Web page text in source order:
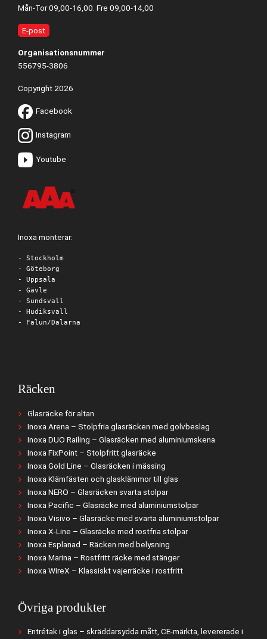
Mån-Tor 09,00-16,00. Fre 09,00-14,00
E-post
Organisationsnummer
556795-3806
Copyright 2026
Facebook
Instagram
Youtube
Inoxa monterar:
- Stockholm
- Göteborg
- Uppsala
- Gävle
- Sundsvall
- Hudiksvall
- Falun/Dalarna
Räcken
Glasräcke för altan
Inoxa Arena – Stolpfria glasräcken med golvbeslag
Inoxa DUO Railing – Glasräcken med aluminiumskena
Inoxa FixPoint – Stolpfritt glasräcke
Inoxa Gold Line – Glasräcken i mässing
Inoxa Klämfästen och glasklämmor till glas
Inoxa NERO – Glasräcken svarta stolpar
Inoxa Pacific – Glasräcke med aluminiumstolpar
Inoxa Visivo – Glasräcke med svarta aluminiumstolpar
Inoxa X-Line – Glasräcke med rostfria stolpar
Inoxa Esplanad – Räcken med belysning
Inoxa Marina – Rostfritt räcke med stänger
Inoxa WireX – Klassiskt vajerräcke i rostfritt
Övriga produkter
Entrétak i glas – skräddarsydda mått, CE-märkta, levererade i